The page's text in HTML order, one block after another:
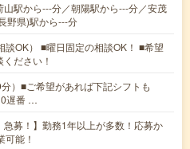
山駅から---分／朝陽駅から---分／安茂
野県)駅から---分
談OK） ■曜日固定の相談OK！ ■希望
ださい！
）■ご希望があれば下記シフトも
遅番 …
急募！】勤務1年以上が多数！応募か
可能！